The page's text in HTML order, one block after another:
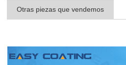
Otras piezas que vendemos